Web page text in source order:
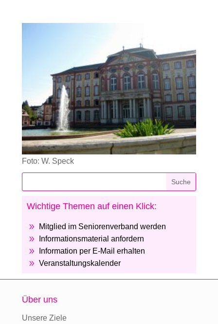
Foto: W. Speck
Wichtige Themen auf einen Klick:
9 Mitglied im Seniorenverband werden
9 Informationsmaterial anfordern
9 Information per E-Mail erhalten
9 Veranstaltungskalender
Über uns
Unsere Ziele